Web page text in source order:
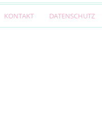
KONTAKT DATENSCHUTZ